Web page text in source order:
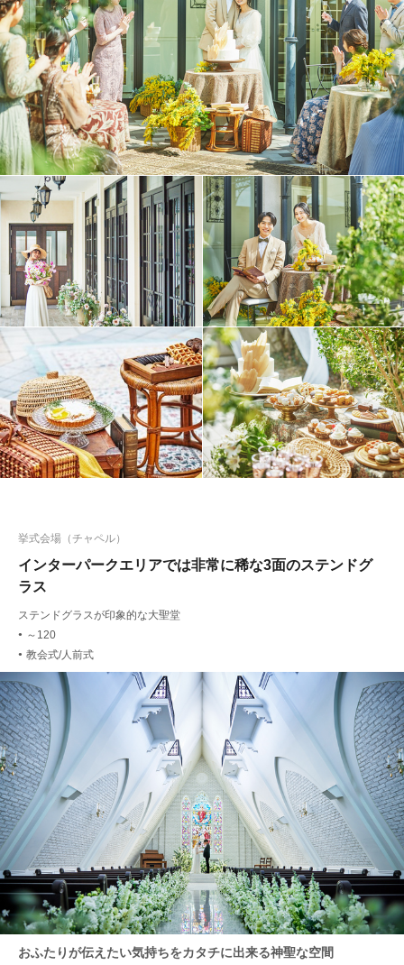
インターパークエリアでは非常に稀な3面のステンドグ
ラス
挙式会場（チャペル）
ステンドグラスが印象的な大聖堂
● ～120
● 教会式/人前式
おふたりが伝えたい気持ちをカタチに出来る神聖な空間